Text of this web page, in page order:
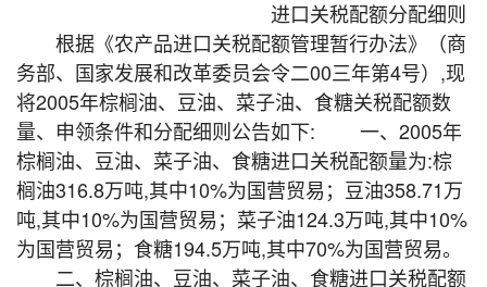
进口关税配额分配细则
根据《农产品进口关税配额管理暂行办法》（商
务部、国家发展和改革委员会令二00三年第4号）,现
将2005年棕榈油、豆油、菜子油、食糖关税配额数
量、申领条件和分配细则公告如下: 一、2005年
棕榈油、豆油、菜子油、食糖进口关税配额量为:棕
榈油316.8万吨,其中10%为国营贸易；豆油358.71万
吨,其中10%为国营贸易；菜子油124.3万吨,其中10%
为国营贸易；食糖194.5万吨,其中70%为国营贸易。
二、棕榈油、豆油、菜子油、食糖进口关税配额